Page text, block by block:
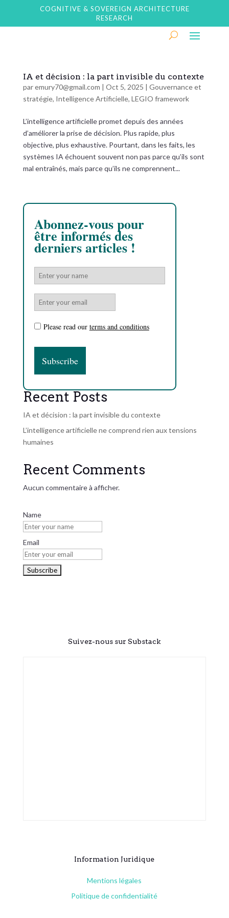
COGNITIVE & SOVEREIGN ARCHITECTURE
RESEARCH
IA et décision : la part invisible du contexte
paremury70@gmail.com | Oct 5, 2025 | Gouvernance et
stratégie, Intelligence Artificielle, LEGIO framework
L’intelligence artificielle promet depuis des années
d’améliorer la prise de décision. Plus rapide, plus
objective, plus exhaustive. Pourtant, dans les faits, les
systèmes IA échouent souvent non pas parce qu’ils sont
mal entraînés, mais parce qu’ils ne comprennent...
Abonnez-vous pour
être informés des
derniers articles !
Please read our terms and conditions
Recent Posts
IA et décision : la part invisible du contexte
L’intelligence artificielle ne comprend rien aux tensions
humaines
Recent Comments
Aucun commentaire à afficher.
Name
Email
Suivez-nous sur Substack
Information Juridique
Mentions légales
Politique de confidentialité